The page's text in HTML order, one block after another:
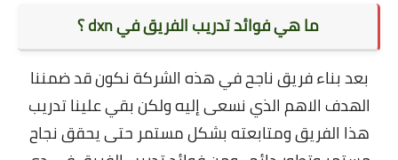
ما هي فوائد تدريب الفريق في dxn ؟
بعد بناء فريق ناجح في هذه الشركة نكون قد ضمننا
الهدف الاهم الذي نسعى إليه ولكن بقي علينا تدريب
هذا الفريق ومتابعته بشكل مستمر حتى يحقق نجاح